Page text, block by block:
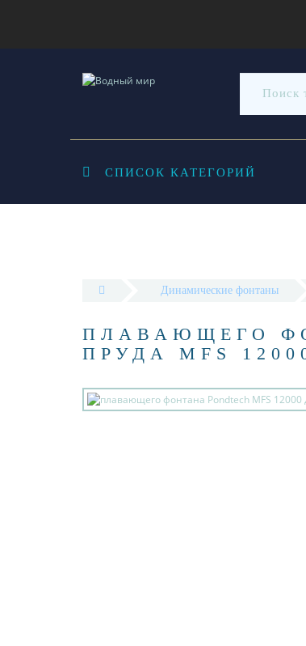
СПИСОК КАТЕГОРИЙ
Динамические фонтаны
ПЛАВАЮЩЕГО
ПРУДА MFS